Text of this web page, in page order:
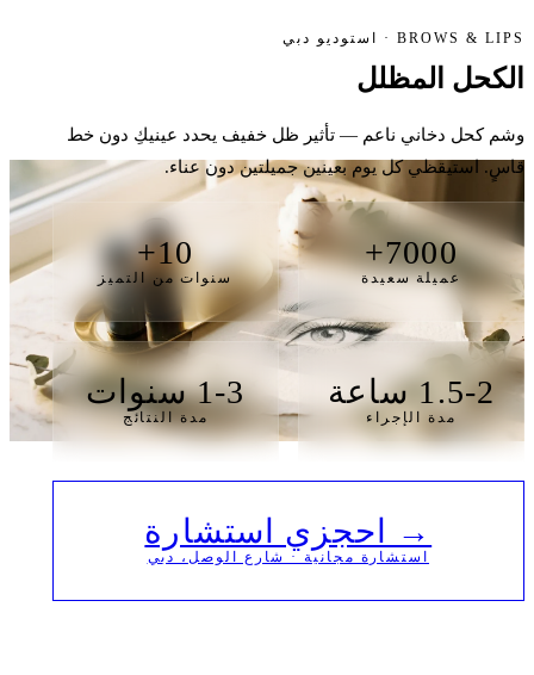
BROWS & LIPS · استوديو دبي
الكحل المظلل
وشم كحل دخاني ناعم — تأثير ظل خفيف يحدد عينيكِ دون خط
قاسٍ. استيقظي كل يوم بعينين جميلتين دون عناء.
7000+
عميلة سعيدة
10+
سنوات من التميز
1.5-2 ساعة
مدة الإجراء
1-3 سنوات
مدة النتائج
→ احجزي استشارة
استشارة مجانية · شارع الوصل، دبي